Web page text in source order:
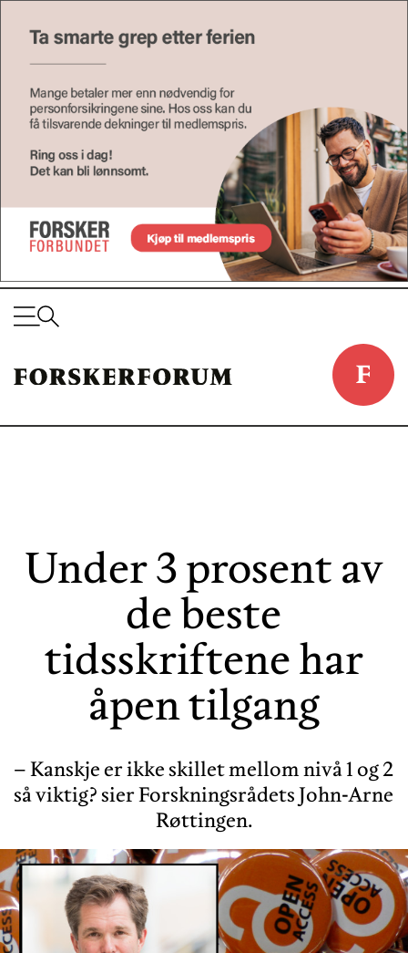
Under 3 prosent av
de beste
tidsskriftene har
åpen tilgang
– Kanskje er ikke skillet mellom nivå 1 og 2
så viktig? sier Forskningsrådets John-Arne
Røttingen.